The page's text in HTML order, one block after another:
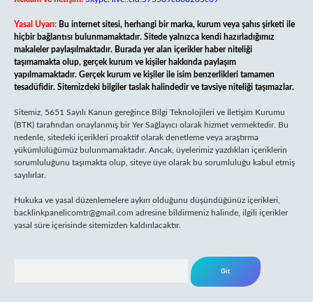
Yasal Uyarı: Bu internet sitesi, herhangi bir marka, kurum veya şahıs şirketi ile
hiçbir bağlantısı bulunmamaktadır. Sitede yalnızca kendi hazırladığımız
makaleler paylaşılmaktadır. Burada yer alan içerikler haber niteliği
taşımamakta olup, gerçek kurum ve kişiler hakkında paylaşım
yapılmamaktadır. Gerçek kurum ve kişiler ile isim benzerlikleri tamamen
tesadüfidir. Sitemizdeki bilgiler taslak halindedir ve tavsiye niteliği taşımazlar.
Sitemiz, 5651 Sayılı Kanun gereğince Bilgi Teknolojileri ve İletişim Kurumu
(BTK) tarafından onaylanmış bir Yer Sağlayıcı olarak hizmet vermektedir. Bu
nedenle, sitedeki içerikleri proaktif olarak denetleme veya araştırma
yükümlülüğümüz bulunmamaktadır. Ancak, üyelerimiz yazdıkları içeriklerin
sorumluluğunu taşımakta olup, siteye üye olarak bu sorumluluğu kabul etmiş
sayılırlar.
Hukuka ve yasal düzenlemelere aykırı olduğunu düşündüğünüz içerikleri,
backlinkpanelicomtr@gmail.com adresine bildirmeniz halinde, ilgili içerikler
yasal süre içerisinde sitemizden kaldırılacaktır.